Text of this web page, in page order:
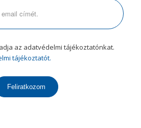
az adatvédelmi tájékoztatónkat.
tájékoztatót.
Feliratkozom